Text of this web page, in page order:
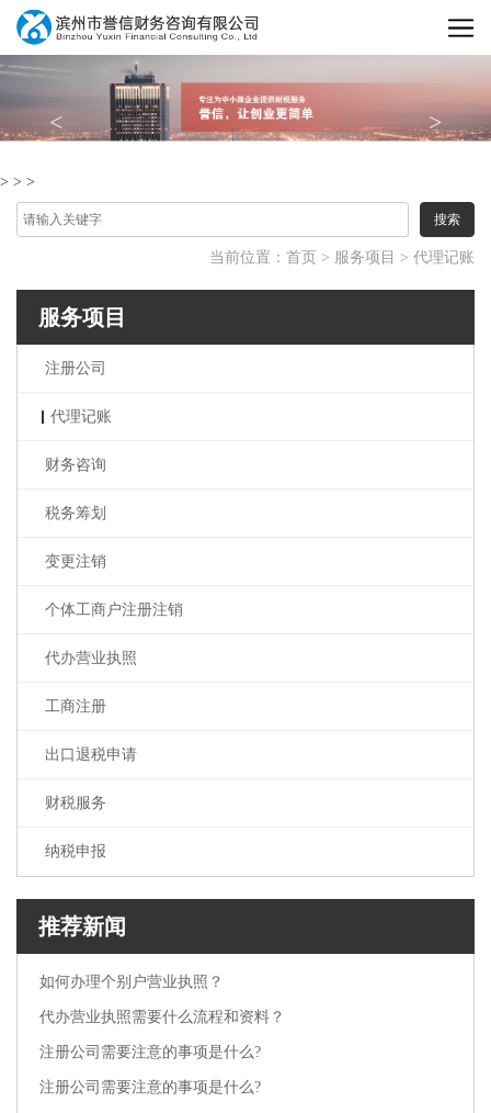
首页
公司简介
公司动态
服务项目
代理记账
财务咨询
税务筹划
变更注销
工商注册
出口退税申请
财税服务
> > >
< >
搜索
当前位置： 首页 > 服务项目 > 代理记账
服务项目
注册公司
代理记账
财务咨询
税务筹划
变更注销
个体工商户注册注销
代办营业执照
工商注册
出口退税申请
财税服务
纳税申报
推荐新闻
如何办理个别户营业执照？
代办营业执照需要什么流程和资料？
注册公司需要注意的事项是什么?
注册公司需要注意的事项是什么?